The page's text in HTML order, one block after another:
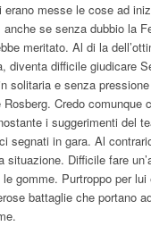
messe le cose ad
se senza dubbio la
meritato. Al di la
diventa difficile giudicare
solitaria e senza
Credo comunque
i suggerimenti del
segnati in gara. Al
situazione. Difficile fare
gomme. Purtroppo per lui
battaglie che portano